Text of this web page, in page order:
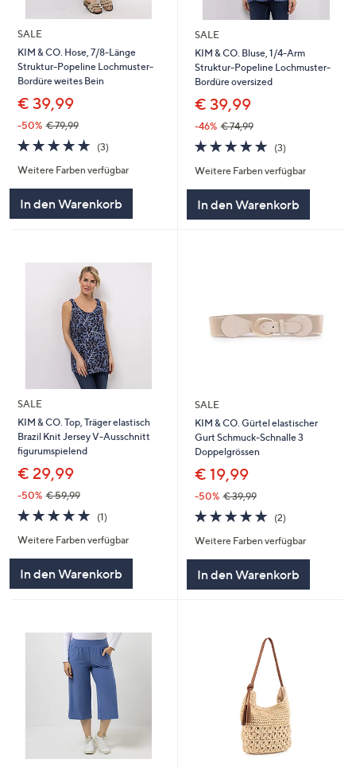
SALE
KIM & CO. Hose, 7/8-Länge
Struktur-Popeline Lochmuster-
Bordüre weites Bein
€ 39,99
-50% € 79,99
5.0
von
5
(3)3
Weitere Farben verfügbar
In den Warenkorb
SALE
KIM & CO. Bluse, 1/4-Arm
Struktur-Popeline Lochmuster-
Bordüre oversized
€ 39,99
-46% € 74,99
5.0
von
5
(3)3
Weitere Farben verfügbar
In den Warenkorb
SALE
KIM & CO. Top, Träger elastisch
Brazil Knit Jersey V-Ausschnitt
figurumspielend
€ 29,99
-50% € 59,99
5.0
von
5
(1)1
Weitere Farben verfügbar
In den Warenkorb
SALE
KIM & CO. Gürtel elastischer
Gurt Schmuck-Schnalle 3
Doppelgrössen
€ 19,99
-50% € 39,99
5.0
von
5
(2)2
Weitere Farben verfügbar
In den Warenkorb